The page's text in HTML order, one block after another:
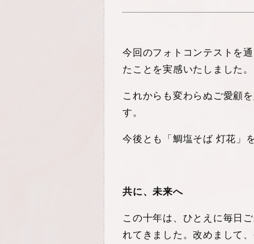
今回のフォトコンテストを
たことを実感いたしました。
これからも変わらぬご愛顧
す。
今後とも「鯛塩そば 灯花」
共に、未来へ
この十年は、ひとえに毎日
れてきました。改めまして